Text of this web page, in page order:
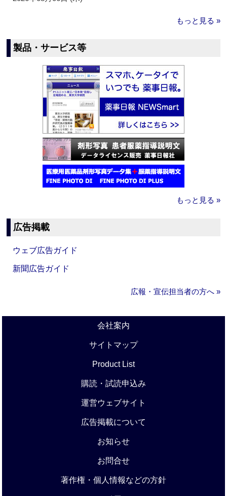
もっと見る »
製品・サービス等
もっと見る »
広告掲載
ウェブ広告ガイド
新聞広告ガイド
広報・宣伝担当者の方へ »
会社案内
サイトマップ
Product List
購読・試読申込み
運営ウェブサイト
広告掲載について
お知らせ
お問合せ
著作権・個人情報などの方針